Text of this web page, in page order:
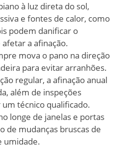
à luz direta do sol,
e fontes de calor, como
podem danificar o
a afinação.
mova o pano na direção
para evitar arranhões.
regular, a afinação anual
além de inspeções
técnico qualificado.
longe de janelas e portas
de mudanças bruscas de
umidade.